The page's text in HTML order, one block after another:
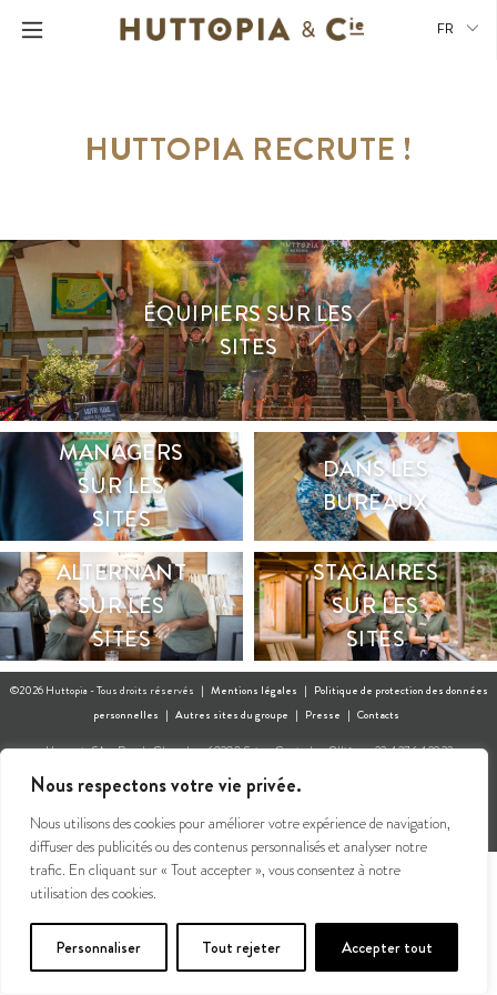
Nous respectons votre vie privée.
Nous utilisons des cookies pour améliorer votre expérience de navigation,
diffuser des publicités ou des contenus personnalisés et analyser notre
trafic. En cliquant sur « Tout accepter », vous consentez à notre
utilisation des cookies.
Personnaliser Tout rejeter Accepter tout
FR
HUTTOPIA RECRUTE !
ÉQUIPIERS SUR LES
SITES
MANAGERS
SUR LES
SITES
DANS LES
BUREAUX
ALTERNANT
SUR LES
SITES
STAGIAIRES
SUR LES
SITES
©2026 Huttopia - Tous droits réservés | Mentions légales | Politique de protection des données
personnelles | Autres sites du groupe | Presse | Contacts
Huttopia SA – Rue du Chapoly – 69290 Saint-Genis-les-Ollières +33 4 37 64 22 33